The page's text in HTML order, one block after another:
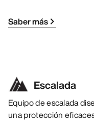
Saber más
Escalada
Equipo de escalada
una protección